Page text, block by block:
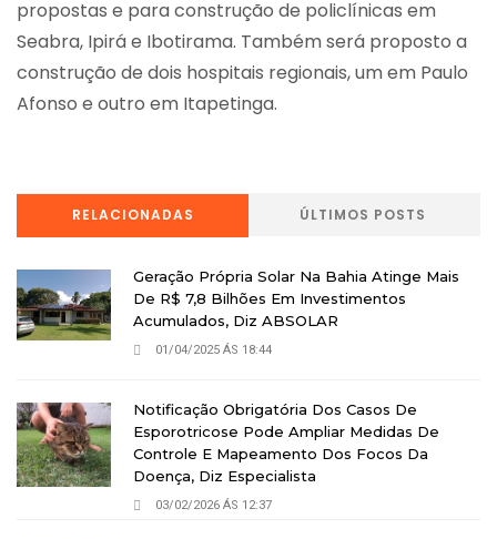
propostas e para construção de policlínicas em
Seabra, Ipirá e Ibotirama. Também será proposto a
construção de dois hospitais regionais, um em Paulo
Afonso e outro em Itapetinga.
RELACIONADAS ÚLTIMOS POSTS
Geração Própria Solar Na Bahia Atinge Mais
De R$ 7,8 Bilhões Em Investimentos
Acumulados, Diz ABSOLAR
01/04/2025 ÁS 18:44
Notificação Obrigatória Dos Casos De
Esporotricose Pode Ampliar Medidas De
Controle E Mapeamento Dos Focos Da
Doença, Diz Especialista
03/02/2026 ÁS 12:37